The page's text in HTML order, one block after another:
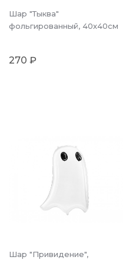
Шар "Тыква"
фольгированный, 40х40см
270 ₽
Шар "Привидение",